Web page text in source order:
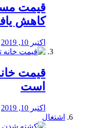
کاهش
اکتبر 10, 2019
قیمت
است
اکتبر 10, 2019
اشتغال